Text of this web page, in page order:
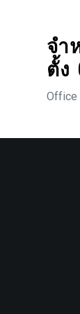
จำ
ตั้ง
Office